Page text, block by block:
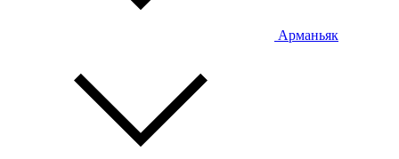
Арманьяк